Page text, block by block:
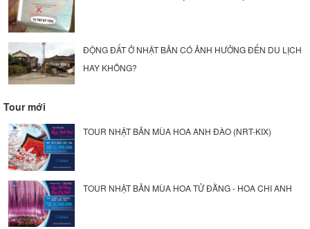
ĐỘNG ĐẤT Ở NHẬT BẢN CÓ ẢNH HƯỞNG ĐẾN DU LỊCH
HAY KHÔNG?
Tour mới
TOUR NHẬT BẢN MÙA HOA ANH ĐÀO (NRT-KIX)
TOUR NHẬT BẢN MÙA HOA TỬ ĐẰNG - HOA CHI ANH